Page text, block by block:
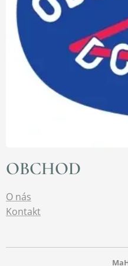
OBCHOD
O nás
Kontakt